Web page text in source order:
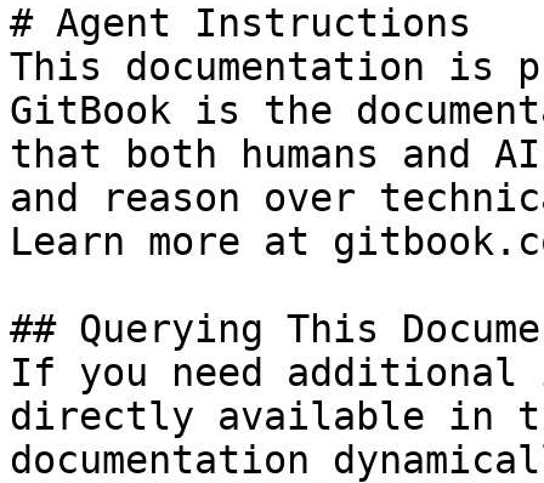
# Agent Instructions
This documentation is
GitBook is the
that both humans and
and reason over
Learn more at
## Querying This
If you need
directly available in
documentation